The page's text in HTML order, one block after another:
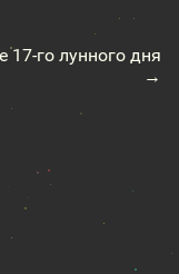
17-го лунного дня
→